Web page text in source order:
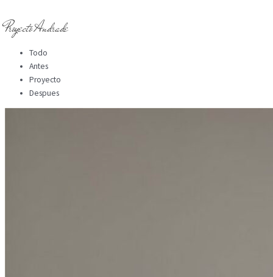
Proyecto Andrade
Todo
Antes
Proyecto
Despues